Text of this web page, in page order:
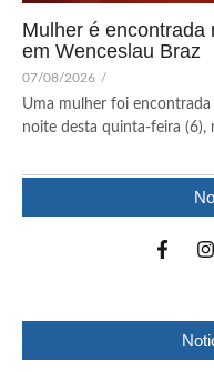
Mulher é encontrada
em Wenceslau Braz
07/08/2026 /
Uma mulher foi
noite desta quinta-feira (6),